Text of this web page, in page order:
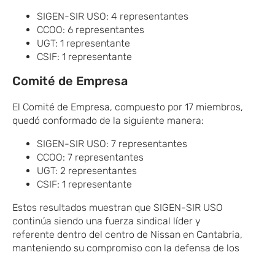
SIGEN-SIR USO: 4 representantes
CCOO: 6 representantes
UGT: 1 representante
CSIF: 1 representante
Comité de Empresa
El Comité de Empresa, compuesto por 17 miembros,
quedó conformado de la siguiente manera:
SIGEN-SIR USO: 7 representantes
CCOO: 7 representantes
UGT: 2 representantes
CSIF: 1 representante
Estos resultados muestran que SIGEN-SIR USO
continúa siendo una fuerza sindical ​líder ​y
referente dentro del centro de Nissan en Cantabria,
manteniendo su compromiso con la defensa de los